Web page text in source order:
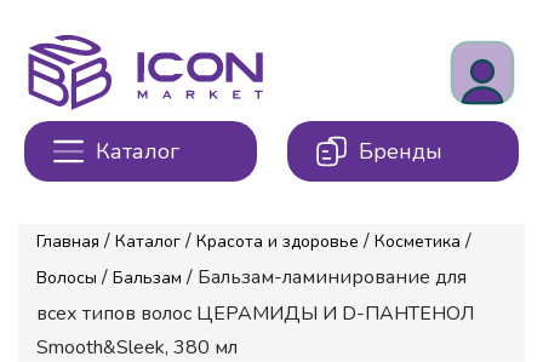
Каталог Бренды
Главная / Каталог / Красота и здоровье / Косметика /
Волосы / Бальзам / Бальзам-ламинирование для
всех типов волос ЦЕРАМИДЫ И D-ПАНТЕНОЛ
Smooth&Sleek, 380 мл